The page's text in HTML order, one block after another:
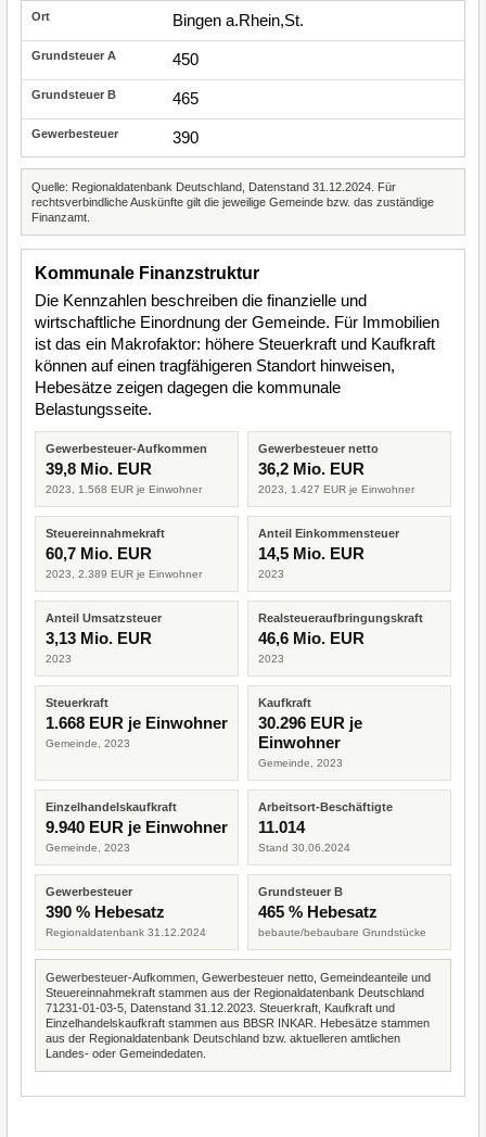
Bingen a.Rhein,St.
450
465
390
Quelle: Regionaldatenbank Deutschland, Datenstand 31.12.2024. Für
rechtsverbindliche Auskünfte gilt die jeweilige Gemeinde bzw. das zuständige
Finanzamt.
Kommunale Finanzstruktur
Die Kennzahlen beschreiben die finanzielle und
wirtschaftliche Einordnung der Gemeinde. Für Immobilien
ist das ein Makrofaktor: höhere Steuerkraft und Kaufkraft
können auf einen tragfähigeren Standort hinweisen,
Hebesätze zeigen dagegen die kommunale
Belastungsseite.
Gewerbesteuer-Aufkommen
39,8 Mio. EUR
2023, 1.568 EUR je Einwohner
Gewerbesteuer netto
36,2 Mio. EUR
2023, 1.427 EUR je Einwohner
Steuereinnahmekraft
60,7 Mio. EUR
2023, 2.389 EUR je Einwohner
Anteil Einkommensteuer
14,5 Mio. EUR
2023
Anteil Umsatzsteuer
3,13 Mio. EUR
2023
Realsteueraufbringungskraft
46,6 Mio. EUR
2023
Steuerkraft
1.668 EUR je Einwohner
Gemeinde, 2023
Kaufkraft
30.296 EUR je
Einwohner
Gemeinde, 2023
Einzelhandelskaufkraft
9.940 EUR je Einwohner
Gemeinde, 2023
Arbeitsort-Beschäftigte
11.014
Stand 30.06.2024
Gewerbesteuer
390 % Hebesatz
Regionaldatenbank 31.12.2024
Grundsteuer B
465 % Hebesatz
bebaute/bebaubare Grundstücke
Gewerbesteuer-Aufkommen, Gewerbesteuer netto, Gemeindeanteile und
Steuereinnahmekraft stammen aus der Regionaldatenbank Deutschland
71231-01-03-5, Datenstand 31.12.2023. Steuerkraft, Kaufkraft und
Einzelhandelskaufkraft stammen aus BBSR INKAR. Hebesätze stammen
aus der Regionaldatenbank Deutschland bzw. aktuelleren amtlichen
Landes- oder Gemeindedaten.